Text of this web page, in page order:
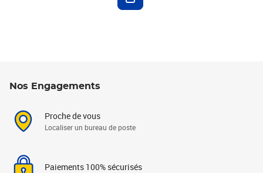
Nos Engagements
Proche de vous
Localiser un bureau de poste
Paiements 100% sécurisés